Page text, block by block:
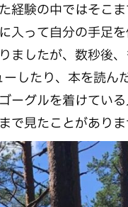
経験の中ではそこ
入って自分の手足
ましたが、数秒後
したり、本を読ん
ーグルを着けてい
見たことがありま